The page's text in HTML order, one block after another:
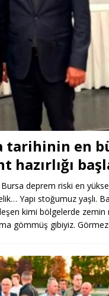
tarihinin en
deprem riski en
Yapı stoğumuz yaşlı.
kimi bölgelerde
gömmüş gibiyiz.